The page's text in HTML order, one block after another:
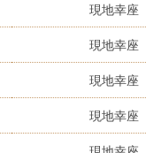
現地幸座
現地幸座
現地幸座
現地幸座